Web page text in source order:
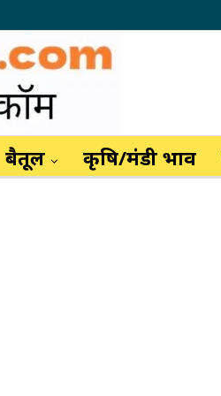
बैतूल कृषि/मंडी भाव